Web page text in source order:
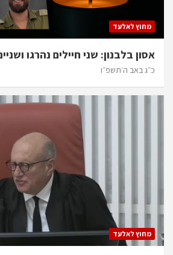
מחוץ לאלעד
אסון בלבנון: שני חיילים נהרגו
כ״ג באב ה׳תשפ״ו
מחוץ לאלעד